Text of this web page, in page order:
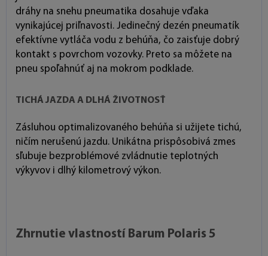
dráhy na snehu pneumatika dosahuje vďaka
vynikajúcej priľnavosti. Jedinečný dezén pneumatík
efektívne vytláča vodu z behúňa, čo zaisťuje dobrý
kontakt s povrchom vozovky. Preto sa môžete na
pneu spoľahnúť aj na mokrom podklade.
TICHÁ JAZDA A DLHÁ ŽIVOTNOSŤ
Zásluhou optimalizovaného behúňa si užijete tichú,
ničím nerušenú jazdu. Unikátna prispôsobivá zmes
sľubuje bezproblémové zvládnutie teplotných
výkyvov i dlhý kilometrový výkon.
Zhrnutie vlastností Barum Polaris 5